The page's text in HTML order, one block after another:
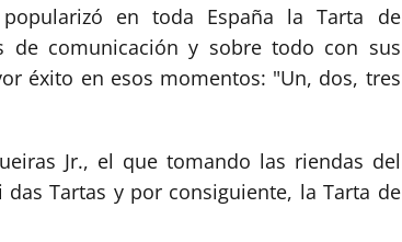
en toda España la Tarta de
de comunicación y sobre todo con sus
éxito en esos momentos: "Un, dos, tres
Jr., el que tomando las riendas del
Tartas y por consiguiente, la Tarta de